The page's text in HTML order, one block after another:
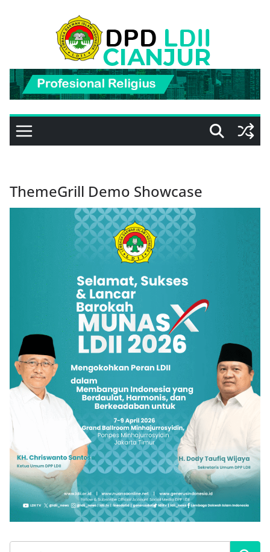
ThemeGrill Demo Showcase